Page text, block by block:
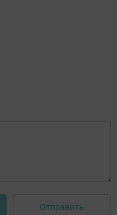
Отправить